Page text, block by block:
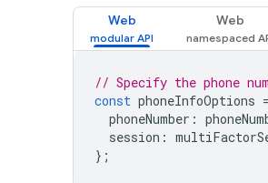
Web Web
// Specify the phone
const phoneInfoOptions =
phoneNumber :
session :
};